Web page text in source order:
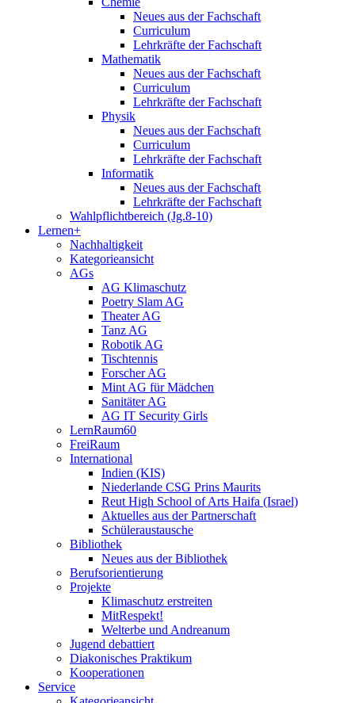
Neues aus der Fachschaft
Curriculum
Lehrkräfte der Fachschaft
Mathematik
Neues aus der Fachschaft
Curriculum
Lehrkräfte der Fachschaft
Physik
Neues aus der Fachschaft
Curriculum
Lehrkräfte der Fachschaft
Informatik
Neues aus der Fachschaft
Lehrkräfte der Fachschaft
Wahlpflichtbereich (Jg.8-10)
Lernen+
Nachhaltigkeit
Kategorieansicht
AGs
AG Klimaschutz
Poetry Slam AG
Theater AG
Tanz AG
Robotik AG
Tischtennis
Forscher AG
Mint AG für Mädchen
Sanitäter AG
AG IT Security Girls
LernRaum60
FreiRaum
International
Indien (KIS)
Niederlande CSG Prins Maurits
Reut High School of Arts Haifa (Israel)
Aktuelles aus der Partnerschaft
Schüleraustausche
Bibliothek
Neues aus der Bibliothek
Berufsorientierung
Projekte
Klimaschutz erstreiten
MitRespekt!
Welterbe und Andreanum
Jugend debattiert
Diakonisches Praktikum
Kooperationen
Service